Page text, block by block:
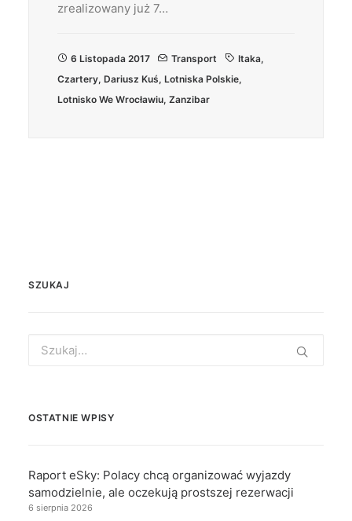
zrealizowany już 7…
6 Listopada 2017 Transport Itaka,
Czartery, Dariusz Kuś, Lotniska Polskie,
Lotnisko We Wrocławiu, Zanzibar
SZUKAJ
for:
OSTATNIE WPISY
Raport eSky: Polacy chcą organizować wyjazdy
samodzielnie, ale oczekują prostszej rezerwacji
6 sierpnia 2026